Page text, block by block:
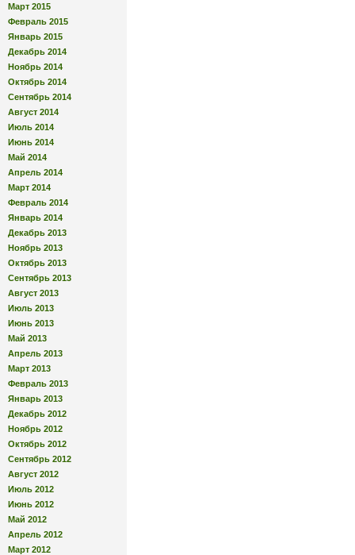
Март 2015
Февраль 2015
Январь 2015
Декабрь 2014
Ноябрь 2014
Октябрь 2014
Сентябрь 2014
Август 2014
Июль 2014
Июнь 2014
Май 2014
Апрель 2014
Март 2014
Февраль 2014
Январь 2014
Декабрь 2013
Ноябрь 2013
Октябрь 2013
Сентябрь 2013
Август 2013
Июль 2013
Июнь 2013
Май 2013
Апрель 2013
Март 2013
Февраль 2013
Январь 2013
Декабрь 2012
Ноябрь 2012
Октябрь 2012
Сентябрь 2012
Август 2012
Июль 2012
Июнь 2012
Май 2012
Апрель 2012
Март 2012